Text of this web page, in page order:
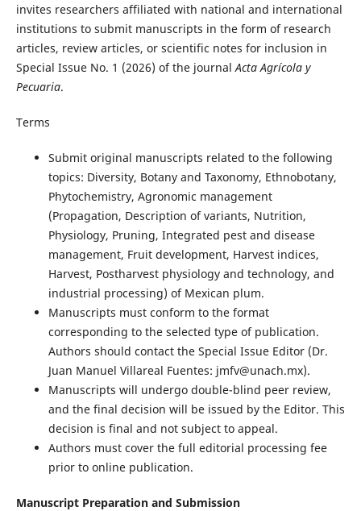
invites researchers affiliated with national and international
institutions to submit manuscripts in the form of research
articles, review articles, or scientific notes for inclusion in
Special Issue No. 1 (2026) of the journalActa Agrícola y
Pecuaria.
Terms
Submit original manuscripts related to the following
topics: Diversity, Botany and Taxonomy, Ethnobotany,
Phytochemistry, Agronomic management
(Propagation, Description of variants, Nutrition,
Physiology, Pruning, Integrated pest and disease
management, Fruit development, Harvest indices,
Harvest, Postharvest physiology and technology, and
industrial processing) of Mexican plum.
Manuscripts must conform to the format
corresponding to the selected type of publication.
Authors should contact the Special Issue Editor (Dr.
Juan Manuel Villareal Fuentes: jmfv@unach.mx).
Manuscripts will undergo double-blind peer review,
and the final decision will be issued by the Editor. This
decision is final and not subject to appeal.
Authors must cover the full editorial processing fee
prior to online publication.
Manuscript Preparation and Submission